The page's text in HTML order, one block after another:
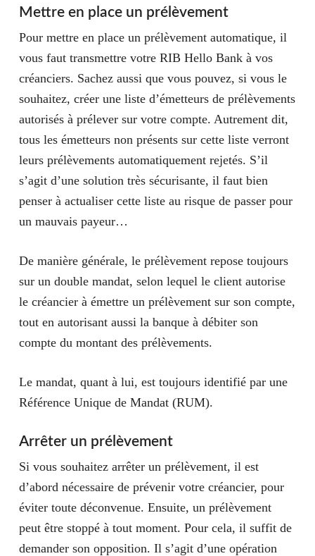
Mettre en place un prélèvement
Pour mettre en place un prélèvement automatique, il
vous faut transmettre votre RIB Hello Bank à vos
créanciers. Sachez aussi que vous pouvez, si vous le
souhaitez, créer une liste d’émetteurs de prélèvements
autorisés à prélever sur votre compte. Autrement dit,
tous les émetteurs non présents sur cette liste verront
leurs prélèvements automatiquement rejetés. S’il
s’agit d’une solution très sécurisante, il faut bien
penser à actualiser cette liste au risque de passer pour
un mauvais payeur…
De manière générale, le prélèvement repose toujours
sur un double mandat, selon lequel le client autorise
le créancier à émettre un prélèvement sur son compte,
tout en autorisant aussi la banque à débiter son
compte du montant des prélèvements.
Le mandat, quant à lui, est toujours identifié par une
Référence Unique de Mandat (RUM).
Arrêter un prélèvement
Si vous souhaitez arrêter un prélèvement, il est
d’abord nécessaire de prévenir votre créancier, pour
éviter toute déconvenue. Ensuite, un prélèvement
peut être stoppé à tout moment. Pour cela, il suffit de
demander son opposition. Il s’agit d’une opération